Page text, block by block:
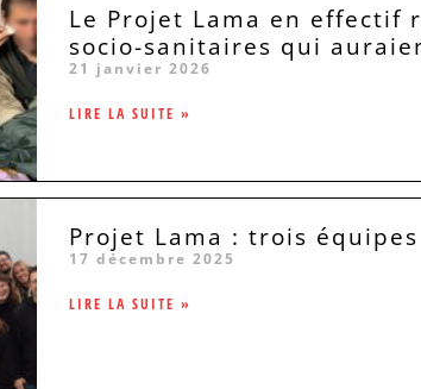
Le Projet Lama en effectif
socio-sanitaires qui
21 janvier 2026
LIRE LA SUITE »
Projet Lama : trois
17 décembre 2025
LIRE LA SUITE »